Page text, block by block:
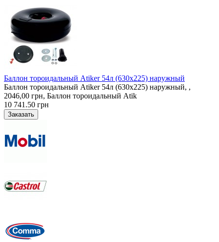
Баллон тороидальный Atiker 54л (630х225) наружный
Баллон тороидальный Atiker 54л (630х225) наружный, ,
2046,00 грн, Баллон тороидальный Atik
10 741.50 грн